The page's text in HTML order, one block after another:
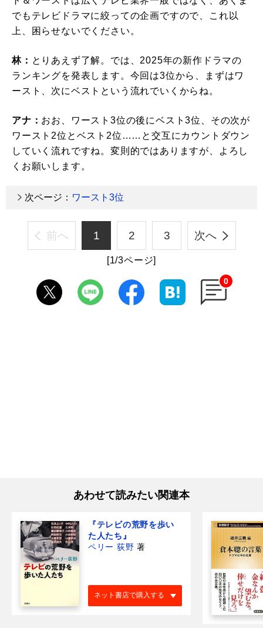
でもテレビドラマに絞っての企画ですので、これ以
上、困らせないでください。
林： とりあえず了解。では、2025年の新作ドラマの
ランキングを発表します。今回は3位から、まずはワ
ースト、次にベストという流れでいくからね。
アナ： おお、ワースト3位の後にベスト3位、その次が
ワースト2位とベスト2位……と交互にカウントダウン
していく流れですね。変則的ではありますが、よろし
くお願いします。
次ページ： ワースト3位
前へ 1 2 3 次へ
[1/3ページ]
0
あわせて読みたい関連本
『テレビの荒野を歩い
た人たち』
ペリー 荻野 著
ネット書店で購入する